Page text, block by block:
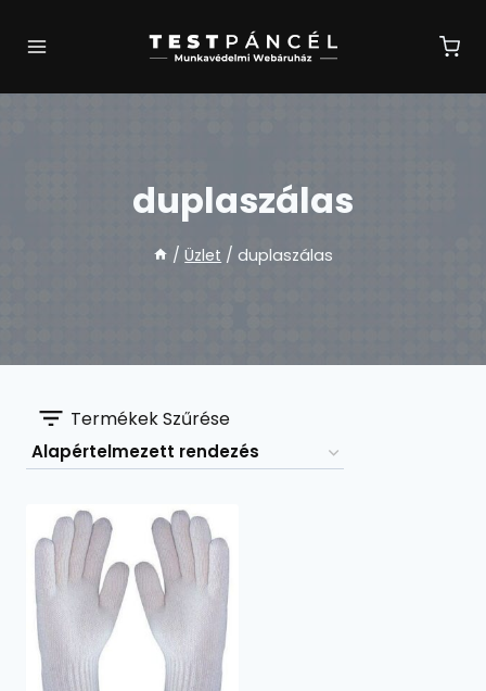
duplaszálas
/ Üzlet / duplaszálas
Termékek Szűrése